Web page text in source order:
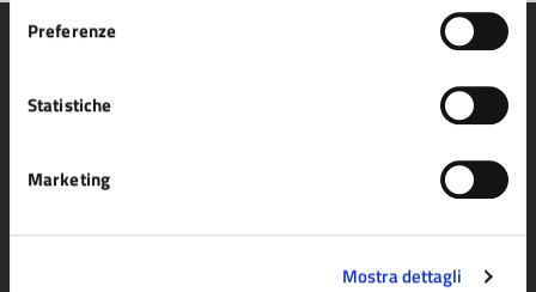
Preferenze
Statistiche
Marketing
Mostra dettagli